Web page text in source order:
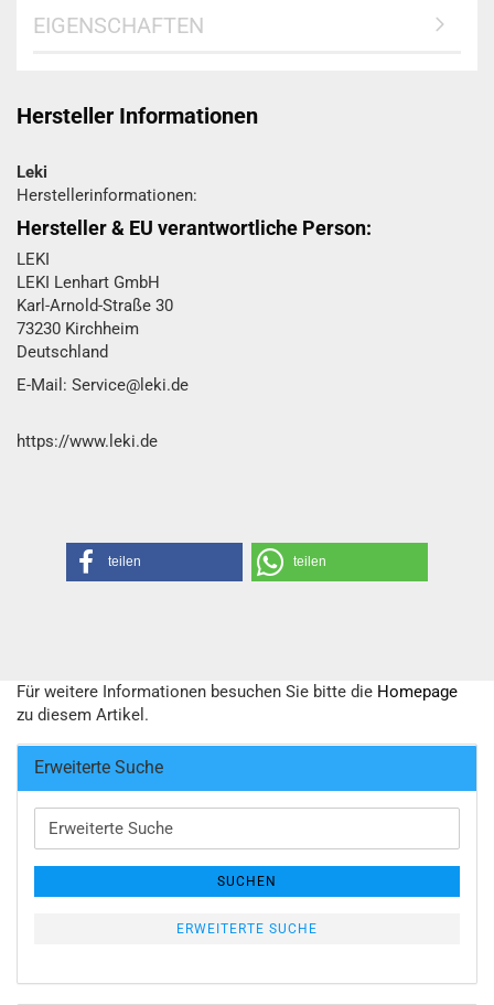
EIGENSCHAFTEN
Hersteller Informationen
Leki
Herstellerinformationen:
Hersteller & EU verantwortliche Person:
LEKI
LEKI Lenhart GmbH
Karl-Arnold-Straße 30
73230 Kirchheim
Deutschland
E-Mail: Service@leki.de
https://www.leki.de
teilen teilen
Für weitere Informationen besuchen Sie bitte die Homepage
zu diesem Artikel.
Erweiterte Suche
Erweiterte
Suche
SUCHEN
ERWEITERTE SUCHE